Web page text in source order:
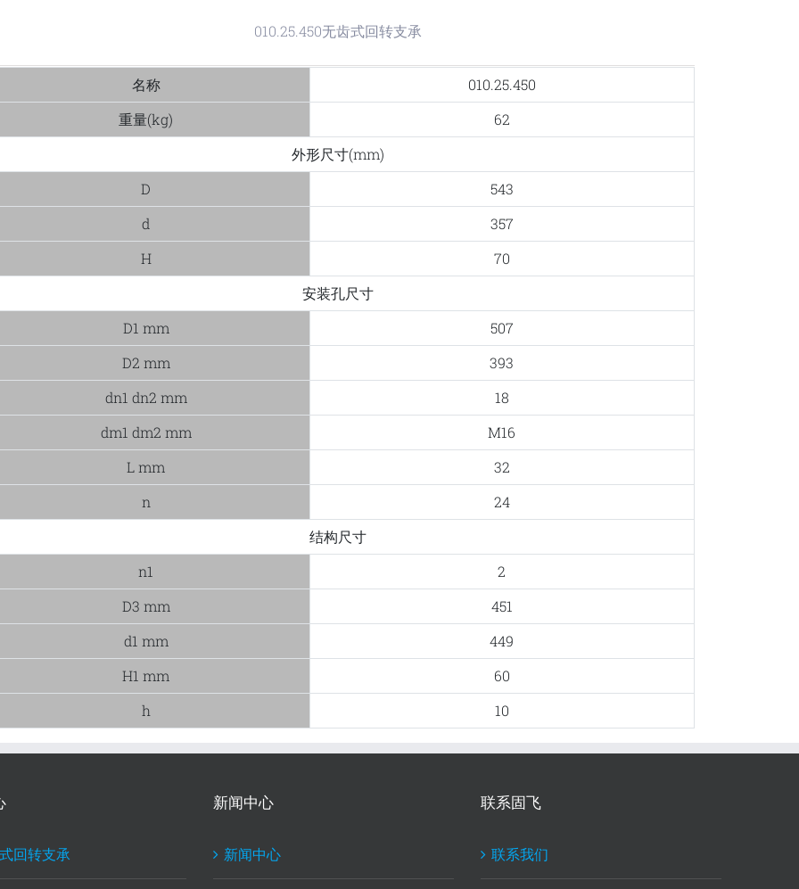
010.25.450无齿式回转支承
名称
010.25.450
重量(kg)
62
外形尺寸(mm)
D
543
d
357
H
70
安装孔尺寸
D1 mm
507
D2 mm
393
dn1 dn2 mm
18
dm1 dm2 mm
M16
L mm
32
n
24
结构尺寸
n1
2
D3 mm
451
d1 mm
449
H1 mm
60
h
10
回转支承
新闻中心
新闻中心
联系固飞
联系我们